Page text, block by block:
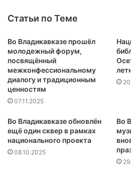
Статьи по Теме
Во Владикавказе прошёл
молодежный форум,
посвящённый
межконфессиональному
диалогу и традиционным
ценностям
07.11.2025
Во Владикавказе обновлён
ещё один сквер в рамках
национального проекта
08.10.2025
Во